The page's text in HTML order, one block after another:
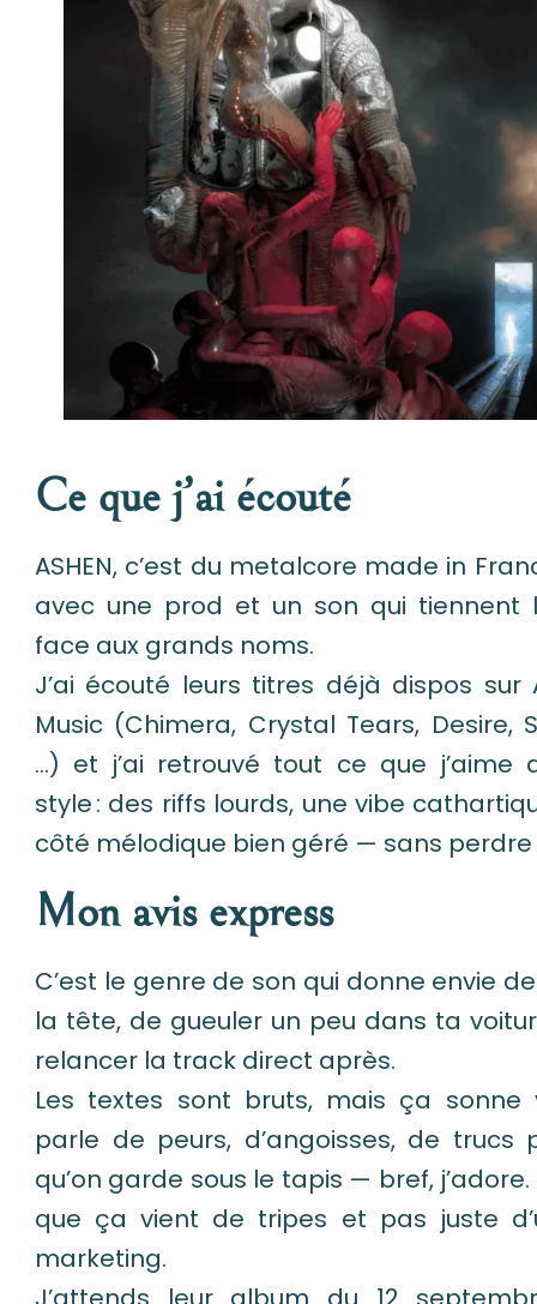
Ce que j’ai écouté
ASHEN, c’est du metalcore made in
avec une prod et un son qui tiennent
face aux grands noms.
J’ai écouté leurs titres déjà dispos sur
Music (Chimera, Crystal Tears, Desire,
…) et j’ai retrouvé tout ce que j’aime
style : des riffs lourds, une vibe
côté mélodique bien géré — sans
Mon avis express
C’est le genre de son qui donne envie
la tête, de gueuler un peu dans ta
relancer la track direct après.
Les textes sont bruts, mais ça sonne
parle de peurs, d’angoisses, de trucs
qu’on garde sous le tapis — bref,
que ça vient de tripes et pas juste
marketing.